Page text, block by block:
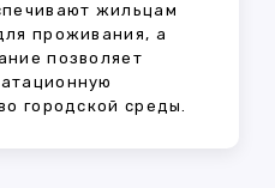
жильцам
проживания, а
позволяет
городской среды.